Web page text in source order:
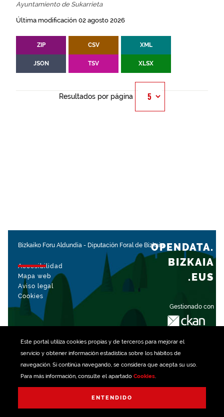
Este portal utiliza cookiespropias y de terceros para mejorar el
servicio y obtener información estadística sobre los hábitos de
navegación. Si continúa navegando, se considera que acepta su uso.
Para más información, consulte el apartado Cookies.
ENTENDIDO
Ayuntamiento de Sukarrieta
Última modificación 02 agosto 2026
ZIP CSV XML
JSON TSV XLSX
Resultados por página
Bizkaiko Foru Aldundia - Diputación Foral de Bizkaia
Accesibilidad
Mapa web
Aviso legal
Cookies
Gestionado con
OPENDATA.
BIZKAIA
.EUS